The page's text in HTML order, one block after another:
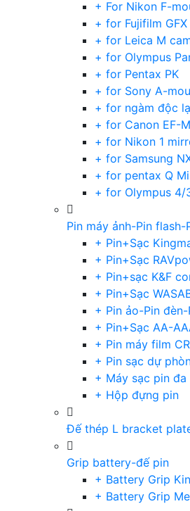
+ For Nikon F-
+ for Fujifilm
+ for Leica M
+ for Olympus
+ for Pentax PK
+ for Sony A-
+ for ngàm độc lạ
+ for Canon EF-
+ for Nikon 1
+ for Samsung
+ for pentax Q
+ for Olympus 4/
Pin máy ảnh-Pin
+ Pin+Sạc
+ Pin+Sạc
+ Pin+sạc K&F
+ Pin+Sạc
+ Pin ảo-Pin
+ Pin+Sạc AA-
+ Pin máy film
+ Pin sạc dự
+ Máy sạc pin đa
+ Hộp đựng pin
Đế thép L bracket
Grip battery-đế pin
+ Battery Grip
+ Battery Grip